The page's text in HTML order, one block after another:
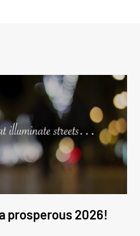
prosperous 2026!